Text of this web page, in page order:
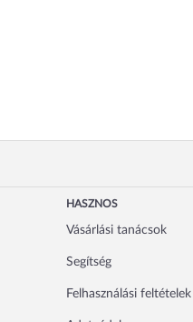
HASZNOS
Vásárlási tanácsok
Segítség
Felhasználási feltételek